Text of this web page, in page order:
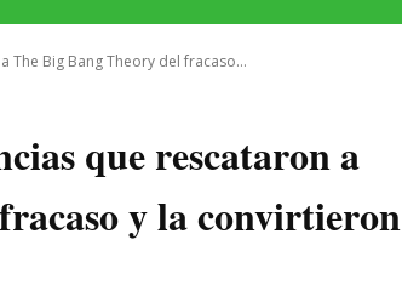
The Big Bang Theory del fracaso...
que rescataron a
y la convirtieron